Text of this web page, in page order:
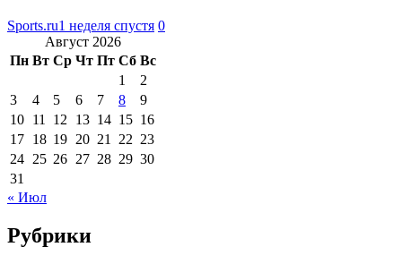
Sports.ru1 неделя спустя 0
Август 2026
Пн Вт Ср Чт Пт Сб Вс
1
2
3
4 5 6 7 8
9
10 11 12 13 14 15 16
17 18 19 20 21 22 23
24 25 26 27 28 29 30
31
« Июл
Рубрики